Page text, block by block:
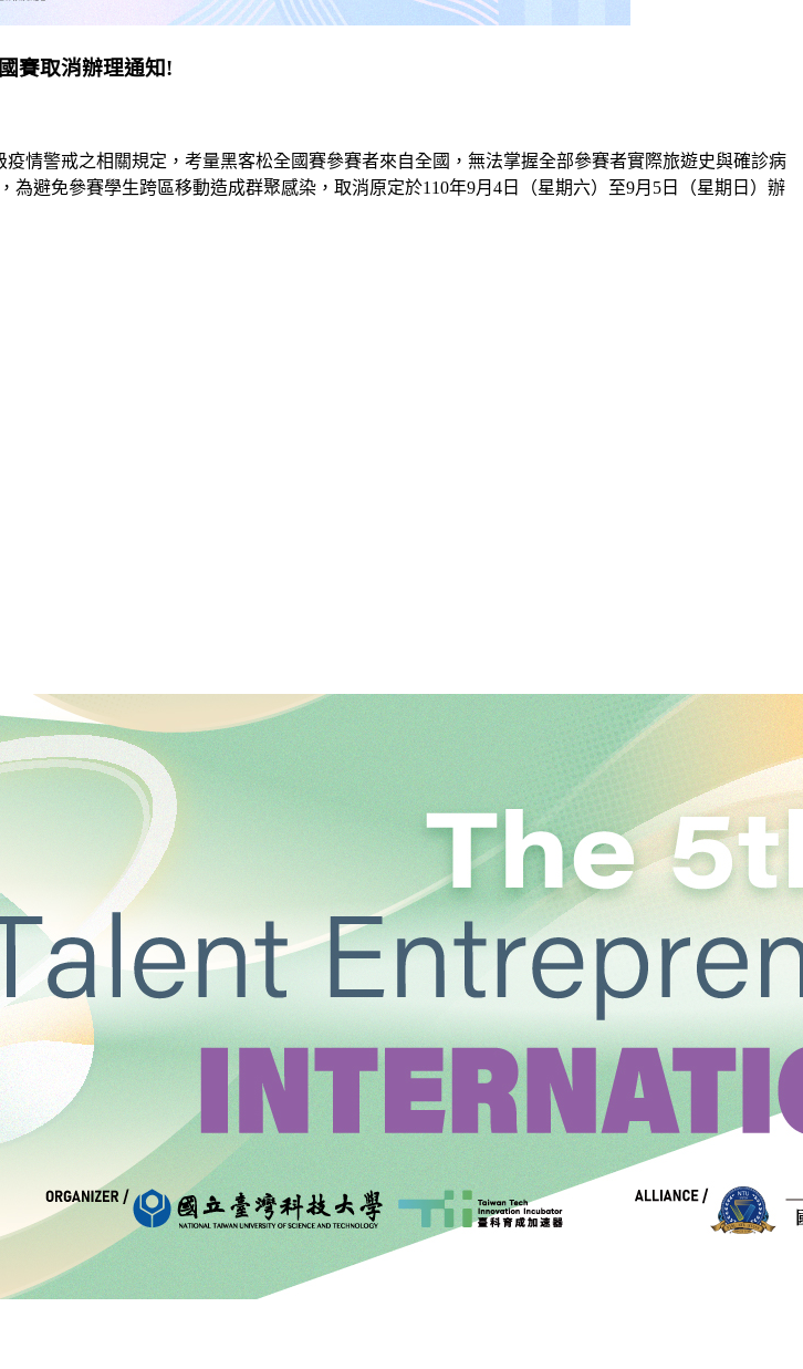
賽取消辦理通知!
情警戒之相關規定，考量黑客松全國賽參賽者來自全國，無法掌握全部參賽者實際旅遊史與確診病
避免參賽學生跨區移動造成群聚感染，取消原定於110年9月4日（星期六）至9月5日（星期日）辦